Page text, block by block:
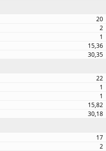
20
2
1
15,36
30,35
22
1
1
15,82
30,18
17
2